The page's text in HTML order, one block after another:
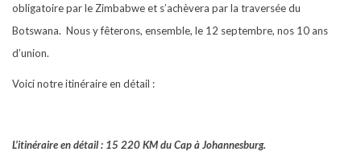
obligatoire par le Zimbabwe et s’achèvera par la traversée du
Botswana. Nous y fêterons, ensemble, le 12 septembre, nos 10 ans
d’union.
Voici notre itinéraire en détail :
L’itinéraire en détail : 15 220 KM du Cap à Johannesburg.